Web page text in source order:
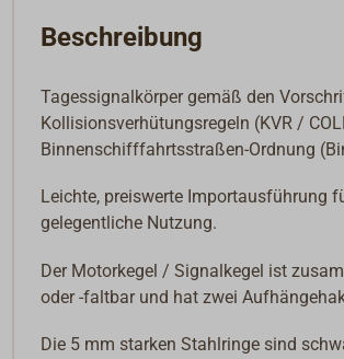
Beschreibung
Tagessignalkörper gemäß den
Kollisionsverhütungsregeln (KVR /
Binnenschifffahrtsstraßen-Ordnung
Leichte, preiswerte Importausführung
gelegentliche Nutzung.
Der Motorkegel / Signalkegel ist
oder -faltbar und hat zwei
Die 5 mm starken Stahlringe sind